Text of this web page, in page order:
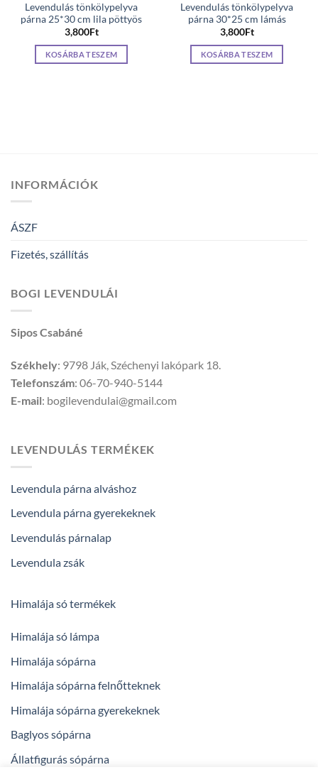
Levendulás tönkölypelyva
párna 25*30 cm lila pöttyös
3,800Ft
KOSÁRBA TESZEM
Levendulás tönkölypelyva
párna 30*25 cm lámás
3,800Ft
KOSÁRBA TESZEM
INFORMÁCIÓK
ÁSZF
Fizetés, szállítás
BOGI LEVENDULÁI
Sipos Csabáné
Székhely: 9798 Ják, Széchenyi lakópark 18.
Telefonszám: 06-70-940-5144
E-mail: bogilevendulai@gmail.com
LEVENDULÁS TERMÉKEK
Levendula párna alváshoz
Levendula párna gyerekeknek
Levendulás párnalap
Levendula zsák
Himalája só termékek
Himalája só lámpa
Himalája sópárna
Himalája sópárna felnőtteknek
Himalája sópárna gyerekeknek
Baglyos sópárna
Állatfigurás sópárna